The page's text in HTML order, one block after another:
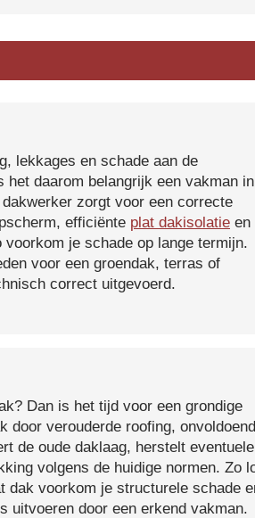
lekkages en schade aan de
het daarom belangrijk een vakman
dakwerker zorgt voor een correcte
efficiënte plat dakisolatie en
voorkom je schade op lange termijn.
voor een groendak, terras of
correct uitgevoerd.
Dan is het tijd voor een grondige
door verouderde roofing,
de oude daklaag, herstelt eventuele
volgens de huidige normen. Zo
dak voorkom je structurele schade
uitvoeren door een erkend vakman.